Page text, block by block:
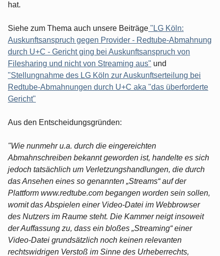
hat.
Siehe zum Thema auch unsere Beiträge "LG Köln:
Auskunftsanspruch gegen Provider - Redtube-Abmahnung
durch U+C - Gericht ging bei Auskunftsanspruch von
Filesharing und nicht von Streaming aus" und
"Stellungnahme des LG Köln zur Auskunftserteilung bei
Redtube-Abmahnungen durch U+C aka "das überforderte
Gericht"
Aus den Entscheidungsgründen:
"Wie nunmehr u.a. durch die eingereichten
Abmahnschreiben bekannt geworden ist, handelte es sich
jedoch tatsächlich um Verletzungshandlungen, die durch
das Ansehen eines so genannten „Streams“ auf der
Plattform www.redtube.com begangen worden sein sollen,
womit das Abspielen einer Video-Datei im Webbrowser
des Nutzers im Raume steht. Die Kammer neigt insoweit
der Auffassung zu, dass ein bloßes „Streaming“ einer
Video-Datei grundsätzlich noch keinen relevanten
rechtswidrigen Verstoß im Sinne des Urheberrechts,